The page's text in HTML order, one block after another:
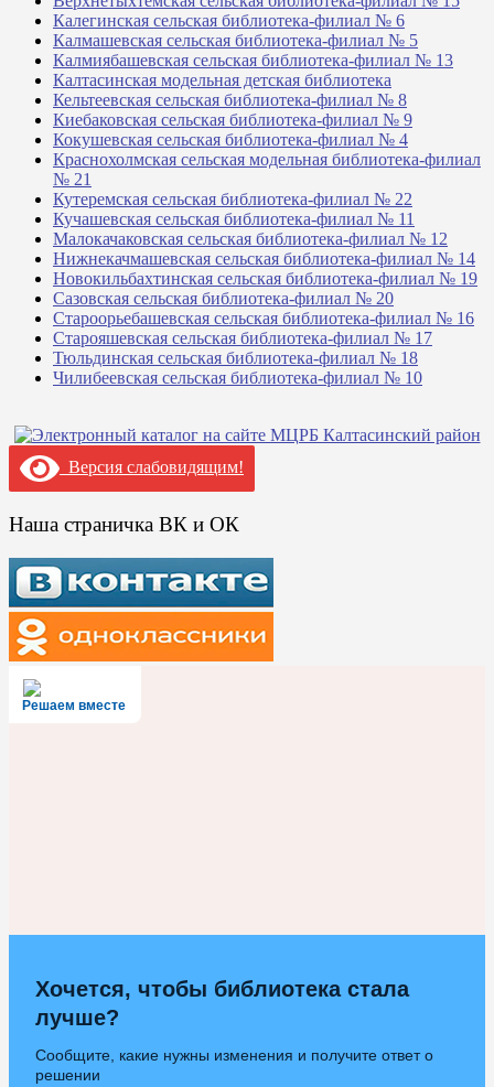
Калегинская сельская библиотека-филиал № 6
Калмашевская сельская библиотека-филиал № 5
Калмиябашевская сельская библиотека-филиал № 13
Калтасинская модельная детская библиотека
Кельтеевская сельская библиотека-филиал № 8
Киебаковская сельская библиотека-филиал № 9
Кокушевская сельская библиотека-филиал № 4
Краснохолмская сельская модельная библиотека-филиал
№ 21
Кутеремская сельская библиотека-филиал № 22
Кучашевская сельская библиотека-филиал № 11
Малокачаковская сельская библиотека-филиал № 12
Нижнекачмашевская сельская библиотека-филиал № 14
Новокильбахтинская сельская библиотека-филиал № 19
Сазовская сельская библиотека-филиал № 20
Староорьебашевская сельская библиотека-филиал № 16
Старояшевская сельская библиотека-филиал № 17
Тюльдинская сельская библиотека-филиал № 18
Чилибеевская сельская библиотека-филиал № 10
Версия слабовидящим!
Наша страничка ВК и ОК
Решаем вместе
Хочется, чтобы библиотека стала
лучше?
Сообщите, какие нужны изменения и получите ответ о
решении